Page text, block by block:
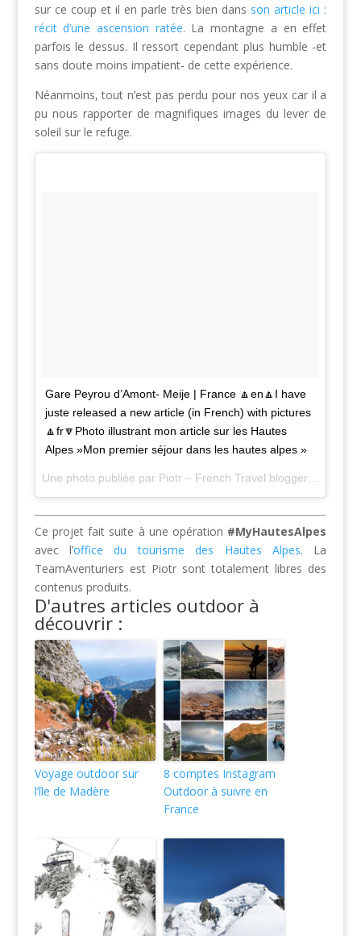
sur ce coup et il en parle très bien dans son article ici :
récit d’une ascension ratée. La montagne a en effet
parfois le dessus. Il ressort cependant plus humble -et
sans doute moins impatient- de cette expérience.
Néanmoins, tout n’est pas perdu pour nos yeux car il a
pu nous rapporter de magnifiques images du lever de
soleil sur le refuge.
Gare Peyrou d’Amont- Meije | France 🔼en🔼I have
juste released a new article (in French) with pictures
🔼fr🔽Photo illustrant mon article sur les Hautes
Alpes »Mon premier séjour dans les hautes alpes »
Ce projet fait suite à une opération #MyHautesAlpes
avec l’office du tourisme des Hautes Alpes. La
TeamAventuriers est Piotr sont totalement libres des
contenus produits.
D'autres articles outdoor à
découvrir :
Voyage outdoor sur
l’île de Madère
8 comptes Instagram
Outdoor à suivre en
France